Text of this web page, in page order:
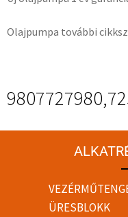
Olajpumpa további
ÜRESBLOKK